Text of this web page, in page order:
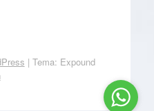
| Tema: Expound